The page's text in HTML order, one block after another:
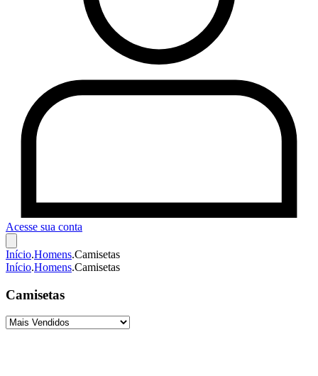
Acesse sua conta
Início.Homens.Camisetas
Início.Homens.Camisetas
Camisetas